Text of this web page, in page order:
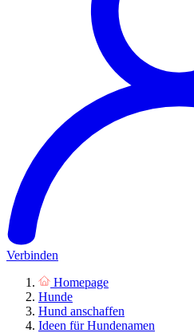
Verbinden
Homepage
Hunde
Hund anschaffen
Ideen für Hundenamen